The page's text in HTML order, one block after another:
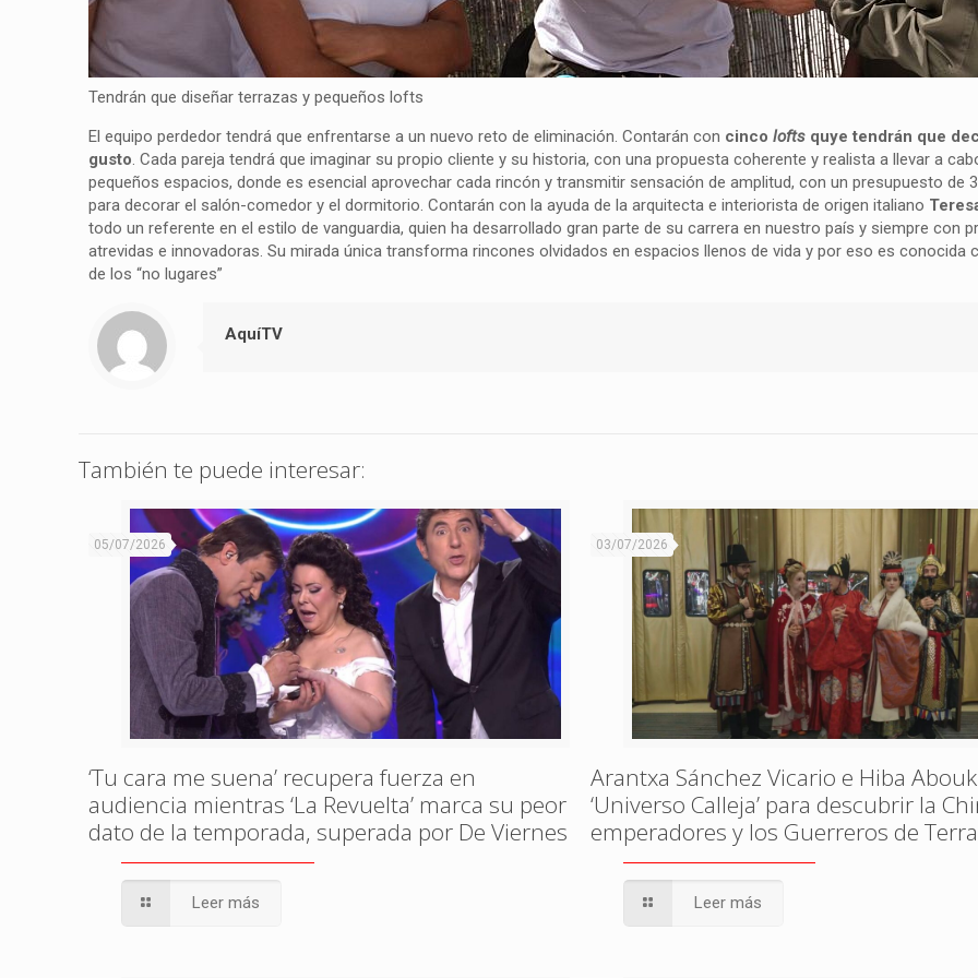
Tendrán que diseñar terrazas y pequeños lofts
El equipo perdedor tendrá que enfrentarse a un nuevo reto de eliminación. Contarán con cincolofts quye tendrán que
gusto . Cada pareja tendrá que imaginar su propio cliente y su historia, con una propuesta coherente y realista a llevar a
pequeños espacios, donde es esencial aprovechar cada rincón y transmitir sensación de amplitud, con un presupuesto de
para decorar el salón-comedor y el dormitorio. Contarán con la ayuda de la arquitecta e interiorista de origen italiano
todo un referente en el estilo de vanguardia, quien ha desarrollado gran parte de su carrera en nuestro país y siempre con
atrevidas e innovadoras. Su mirada única transforma rincones olvidados en espacios llenos de vida y por eso es conocida
de los “no lugares”
AquíTV
También te puede interesar:
05/07/2026
‘Tu cara me suena’ recupera fuerza en
audiencia mientras ‘La Revuelta’ marca su peor
dato de la temporada, superada por De Viernes
Leer más
03/07/2026
Arantxa Sánchez Vicario e Hiba
‘Universo Calleja’ para descubrir la
emperadores y los Guerreros de
Leer más